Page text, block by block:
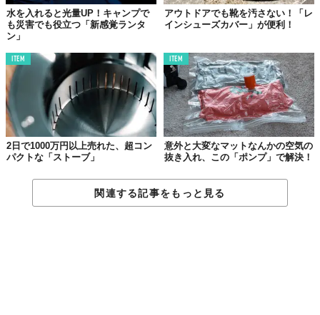
水を入れると光量UP！キャンプで
も災害でも役立つ「新感覚ランタ
ン」
アウトドアでも靴を汚さない！「レ
インシューズカバー」が便利！
ITEM
2日で1000万円以上売れた、超コン
パクトな「ストーブ」
ITEM
意外と大変なマットなんかの空気の
抜き入れ、この「ポンプ」で解決！
関連する記事をもっと見る